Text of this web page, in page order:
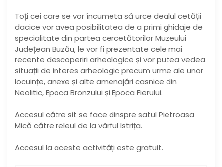
Toți cei care se vor încumeta să urce dealul cetății
dacice vor avea posibilitatea de a primi ghidaje de
specialitate din partea cercetătorilor Muzeului
Județean Buzău, le vor fi prezentate cele mai
recente descoperiri arheologice și vor putea vedea
situații de interes arheologic precum urme ale unor
locuințe, anexe și alte amenajări casnice din
Neolitic, Epoca Bronzului și Epoca Fierului.
Accesul către sit se face dinspre satul Pietroasa
Mică către releul de la vârful Istrița.
Accesul la aceste activități este gratuit.